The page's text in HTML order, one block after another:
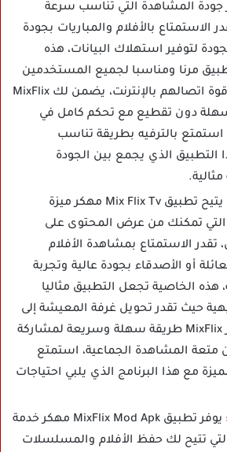
جودة المشاهدة التي تناسب سرعة
الاستمتاع بالأفلام والمباريات بجودة
لتوفير استهلاك البيانات، هذه
مرنا ومناسبا لجميع المستخدمين
بغض النظر عن قوة اتصالهم بالإنترنت، يضمن لك MixFlix
دون تقطيع مع تحكم كامل في
بالترفيه بطريقة تناسب
التطبيق الذي يجمع بين الجودة
يتيح تطبيق Mix Flix Tv مهكر ميزة
تمكنك من عرض المحتوى على
تقدر الاستمتاع بمشاهدة الأفلام
أو الأصدقاء بجودة عالية وتجربة
هذه الخاصية تجعل التطبيق مثاليا
حيث تقدر تحويل غرفة المعيشة إلى
صالة عرض، يوفر MixFlix طريقة سهلة وسريعة لمشاركة
متعة المشاهدة الجماعية، استمتع
مع هذا البرنامج الذي يلبي احتياجات
يوفر تطبيق MixFlix Mod Apk مهكر خدمة
تتيح لك حفظ الأفلام والمسلسلات